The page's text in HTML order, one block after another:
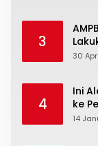
3
30
4
Ini
ke
14